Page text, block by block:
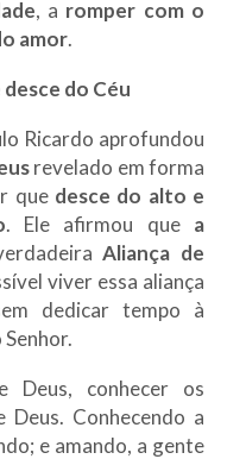
, a romper com o
amor.
do Céu
Ricardo aprofundou
revelado em forma
que desce do alto e
. Ele afirmou que a
Aliança de
viver essa aliança
dedicar tempo à
Deus, conhecer os
Conhecendo a
e amando, a gente